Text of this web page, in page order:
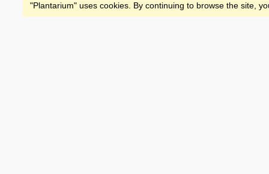
"Plantarium" uses cookies. By continuing to browse the site,